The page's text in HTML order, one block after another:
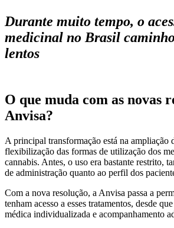
Durante muito tempo, o
medicinal no Brasil
lentos
O que muda com as novas
Anvisa?
A principal transformação está na ampliação
flexibilização das formas de utilização dos
cannabis. Antes, o uso era bastante restrito,
de administração quanto ao perfil dos
Com a nova resolução, a Anvisa passa a
tenham acesso a esses tratamentos, desde
médica individualizada e acompanhamento